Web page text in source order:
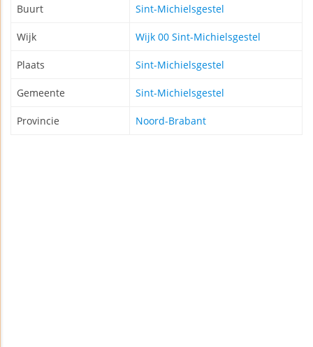
Buurt Sint-Michielsgestel
Wijk Wijk 00 Sint-Michielsgestel
Plaats Sint-Michielsgestel
Gemeente Sint-Michielsgestel
Provincie Noord-Brabant